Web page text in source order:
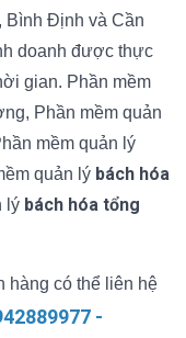
Bình Định và Cần
doanh được thực
gian. Phần mềm
Phần mềm quản
mềm quản lý
quản lý bách hóa
lý bách hóa tổng
hàng có thể liên hệ
-